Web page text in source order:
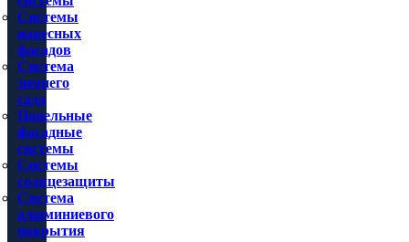
Системы
навесных
фасадов
Система
зимнего
сада
Панельные
фасадные
системы
Системы
солнцезащиты
Система
алюминиевого
покрытия